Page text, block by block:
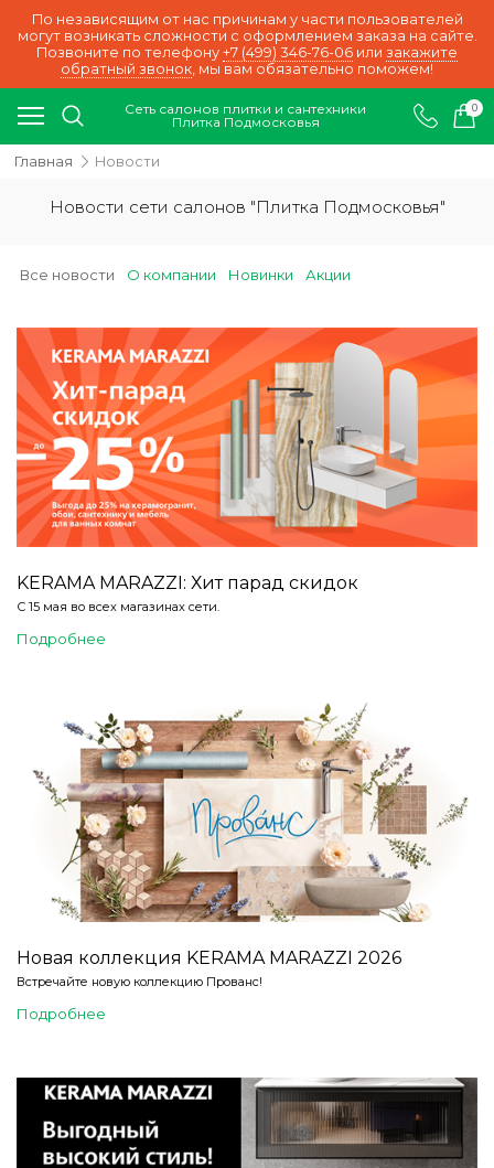
По независящим от нас причинам у части пользователей
могут возникать сложности с оформлением заказа на сайте.
Позвоните по телефону +7 (499) 346-76-06 или закажите
обратный звонок, мы вам обязательно поможем!
Сеть салонов плитки и сантехники
Плитка Подмосковья
0
Главная Новости
Новости сети салонов "Плитка Подмосковья"
Все новости О компании Новинки Акции
KERAMA MARAZZI: Хит парад скидок
С 15 мая во всех магазинах сети.
Подробнее
Новая коллекция KERAMA MARAZZI 2026
Встречайте новую коллекцию Прованс!
Подробнее